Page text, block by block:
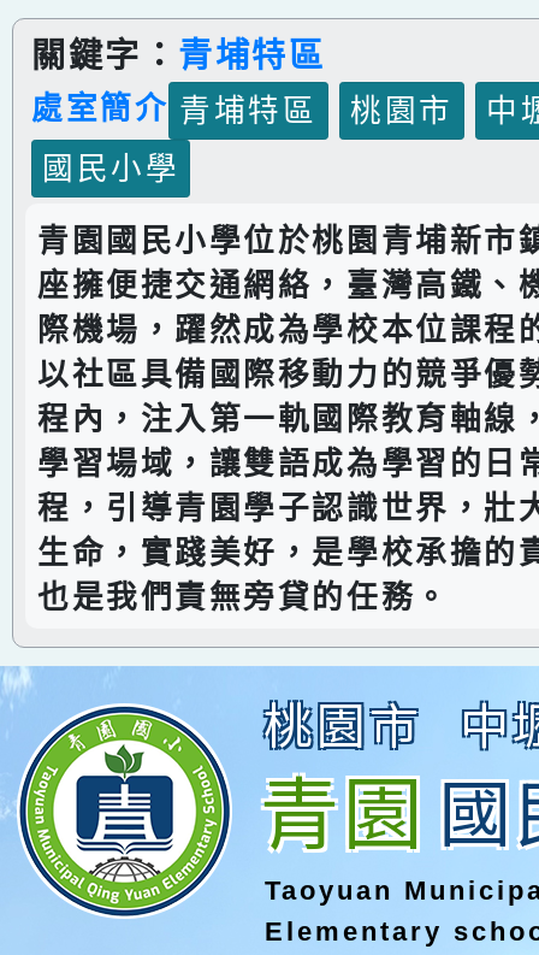
關鍵字： 青埔特區
處室簡介 青埔特區 桃園市
中
國民小學
青園國民小學位於桃園青埔新市
座擁便捷交通網絡，臺灣高鐵、
際機場，躍然成為學校本位課程
以社區具備國際移動力的競爭優
程內，注入第一軌國際教育軸線
學習場域，讓雙語成為學習的日
程，引導青園學子認識世界，壯
生命，實踐美好，是學校承擔的
也是我們責無旁貸的任務。
桃園市 中
青園國
Taoyuan
Elementary